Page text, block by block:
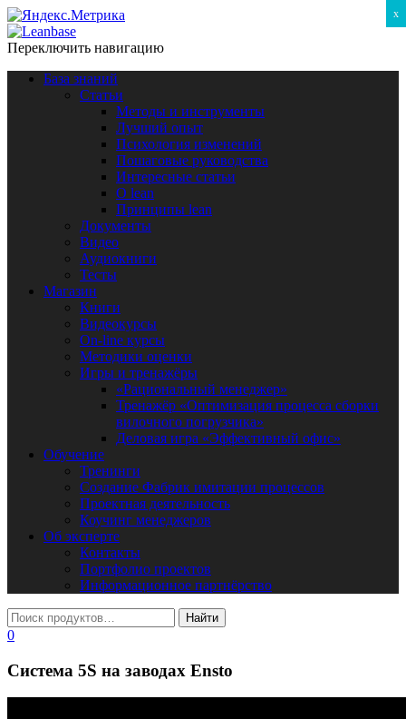
Переключить навигацию
База знаний
Статьи
Методы и инструменты
Лучший опыт
Психология изменений
Пошаговые руководства
Интересные статьи
O lean
Принципы lean
Документы
Видео
Аудиокниги
Тесты
Магазин
Книги
Видеокурсы
On-line курсы
Методики оценки
Игры и тренажёры
«Рациональный менеджер»
Тренажёр «Оптимизация процесса сборки
вилочного погрузчика»
Деловая игра «Эффективный офис»
Обучение
Тренинги
Создание Фабрик имитации процессов
Проектная деятельность
Коучинг менеджеров
Об эксперте
Контакты
Портфолио проектов
Информационное партнёрство
0
Система 5S на заводах Ensto
x